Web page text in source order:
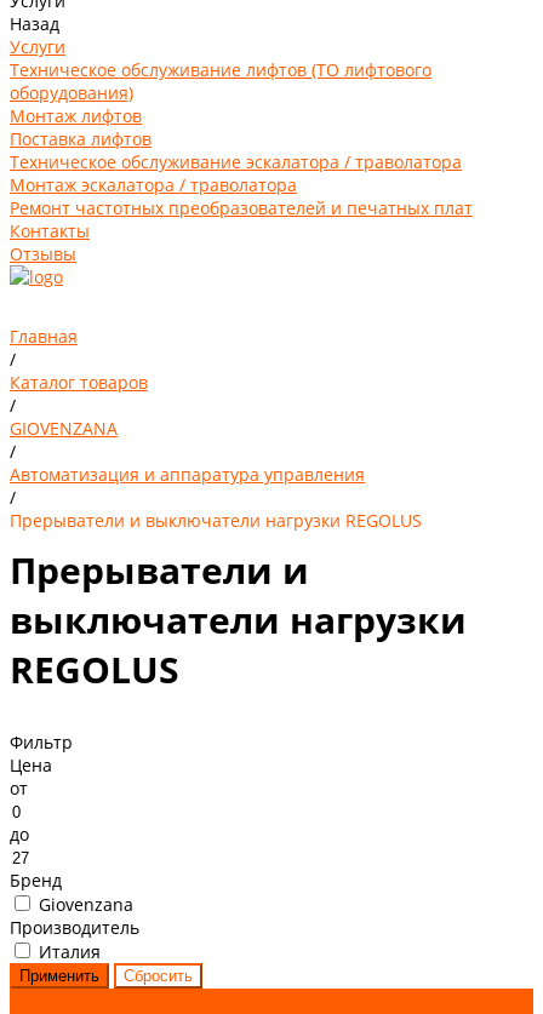
Назад
Услуги
Техническое обслуживание лифтов (ТО лифтового
оборудования)
Монтаж лифтов
Поставка лифтов
Техническое обслуживание эскалатора / траволатора
Монтаж эскалатора / траволатора
Ремонт частотных преобразователей и печатных плат
Контакты
Отзывы
Главная
/
Каталог товаров
/
GIOVENZANA
/
Автоматизация и аппаратура управления
/
Прерыватели и выключатели нагрузки REGOLUS
Прерыватели и
выключатели нагрузки
REGOLUS
Фильтр
Цена
от
до
Бренд
Giovenzana
Производитель
Италия